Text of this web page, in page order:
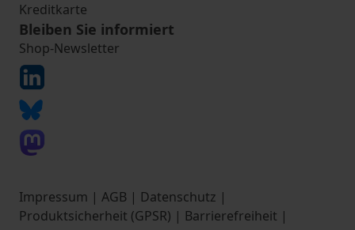
Kreditkarte
Bleiben Sie informiert
Shop-Newsletter
Impressum | AGB | Datenschutz |
Produktsicherheit (GPSR) | Barrierefreiheit |